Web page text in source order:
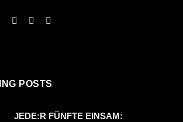
POSTS
JEDE:R FÜNFTE EINSAM: